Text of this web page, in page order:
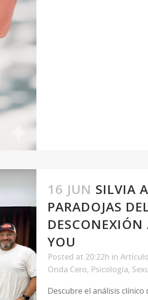
16 JUN SILVIA
PARADOJAS
DESCONEXIÓN
YOU
Posted at 20:22h in
Onda Cero, Psicología,
Descubre el análisis